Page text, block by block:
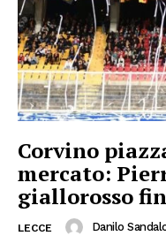
Corvino
mercato:
giallorosso
LECCE Danilo